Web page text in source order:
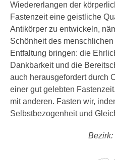
Wiedererlangen der
Fastenzeit eine geistliche
Antikörper zu entwickeln,
Schönheit des
Entfaltung bringen: die
Dankbarkeit und die
auch herausgefordert durch
einer gut gelebten
mit anderen. Fasten wir,
Selbstbezogenheit und
Bezirk: